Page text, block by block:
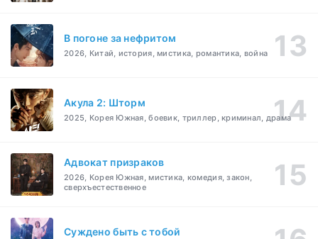
В погоне за нефритом
2026, Китай, история, мистика, романтика, война
Акула 2: Шторм
2025, Корея Южная, боевик, триллер, криминал, драма
Адвокат призраков
2026, Корея Южная, мистика, комедия, закон,
сверхъестественное
Суждено быть с тобой